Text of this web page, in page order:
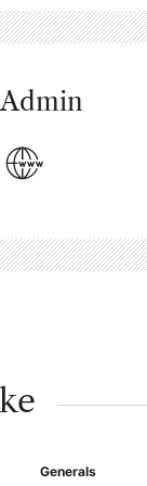
Admin
Posted
Generals